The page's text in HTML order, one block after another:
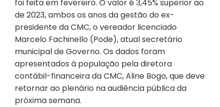
foi feita em fevereiro. O valor é 3,45% superior ao
de 2023, ambos os anos da gestão do ex-
presidente da CMC, o vereador licenciado
Marcelo Fachinello (Pode), atual secretário
municipal de Governo. Os dados foram
apresentados à população pela diretora
contábil-financeira da CMC, Aline Bogo, que deve
retornar ao plenário na audiência pública da
próxima semana.